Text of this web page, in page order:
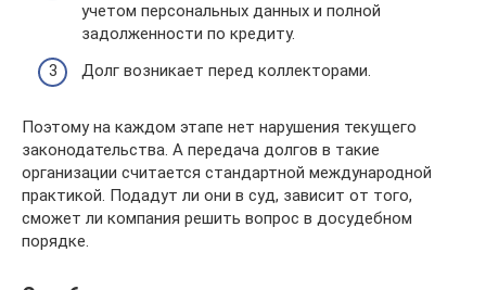
учетом персональных данных и полной
задолженности по кредиту.
Долг возникает перед коллекторами.
Поэтому на каждом этапе нет нарушения текущего
законодательства. А передача долгов в такие
организации считается стандартной международной
практикой. Подадут ли они в суд, зависит от того,
сможет ли компания решить вопрос в досудебном
порядке.